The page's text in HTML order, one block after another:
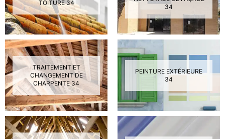
TOITURE 34
34
TRAITEMENT ET
CHANGEMENT DE
CHARPENTE 34
PEINTURE EXTÉRIEURE
34